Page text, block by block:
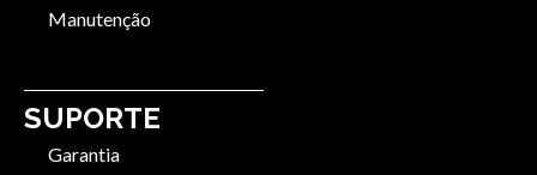
Manutenção
SUPORTE
Garantia